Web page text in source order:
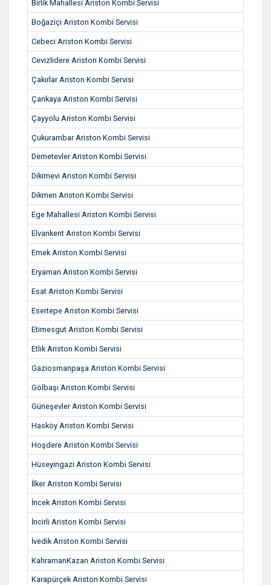
Birlik Mahallesi Ariston Kombi Servisi
Boğaziçi Ariston Kombi Servisi
Cebeci Ariston Kombi Servisi
Cevizlidere Ariston Kombi Servisi
Çakırlar Ariston Kombi Servisi
Çankaya Ariston Kombi Servisi
Çayyolu Ariston Kombi Servisi
Çukurambar Ariston Kombi Servisi
Demetevler Ariston Kombi Servisi
Dikimevi Ariston Kombi Servisi
Dikmen Ariston Kombi Servisi
Ege Mahallesi Ariston Kombi Servisi
Elvankent Ariston Kombi Servisi
Emek Ariston Kombi Servisi
Eryaman Ariston Kombi Servisi
Esat Ariston Kombi Servisi
Esertepe Ariston Kombi Servisi
Etimesgut Ariston Kombi Servisi
Etlik Ariston Kombi Servisi
Gaziosmanpaşa Ariston Kombi Servisi
Gölbaşı Ariston Kombi Servisi
Güneşevler Ariston Kombi Servisi
Hasköy Ariston Kombi Servisi
Hoşdere Ariston Kombi Servisi
Hüseyingazi Ariston Kombi Servisi
İlker Ariston Kombi Servisi
İncek Ariston Kombi Servisi
İncirli Ariston Kombi Servisi
İvedik Ariston Kombi Servisi
KahramanKazan Ariston Kombi Servisi
Karapürçek Ariston Kombi Servisi